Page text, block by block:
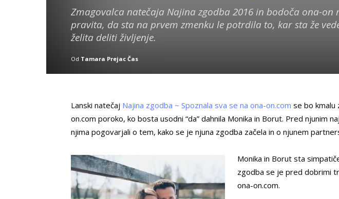
Zmagovalca natečaja Najina zgodba 2016 in bodoča ona-
pravita, da sta na prvem zmenku le potrdila to, kar sta že
želita deliti življenje.
Od Tamara Prejac Čas
Lanski natečaj Najina zgodba ~ Spoznala sva se na ona-on.com se bo kmalu
on.com poroko, ko bosta usodni “da” dahnila Monika in Borut. Pred njunim
njima pogovarjali o tem, kako se je njuna zgodba začela in o njunem
Monika in Borut sta
zgodba se je pred dobrimi
ona-on.com.